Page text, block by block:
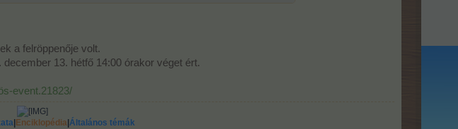
a felröppenője volt.
13. hétfő 14:00 órakor véget ért.
event.21823/
| Enciklopédia| Általános témák